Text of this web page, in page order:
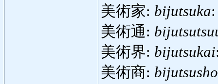
美術家: bijutsuka
美術通:
美術界: bijutsukai
美術商: